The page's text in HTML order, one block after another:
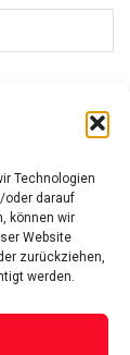
Technologien
oder darauf
können wir
Website
zurückziehen,
werden.
Browser für